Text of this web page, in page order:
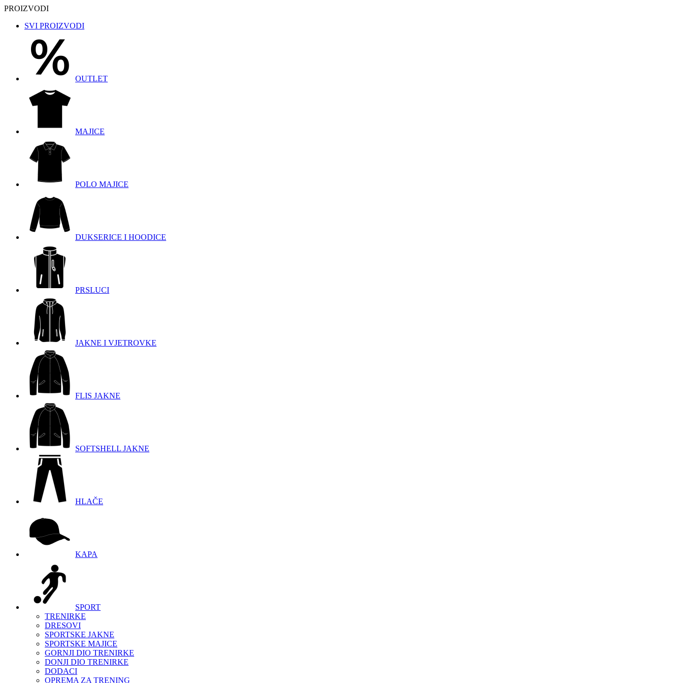
PROIZVODI
SVI PROIZVODI
OUTLET
MAJICE
POLO MAJICE
DUKSERICE I HOODICE
PRSLUCI
JAKNE I VJETROVKE
FLIS JAKNE
SOFTSHELL JAKNE
HLAČE
KAPA
SPORT
TRENIRKE
DRESOVI
SPORTSKE JAKNE
SPORTSKE MAJICE
GORNJI DIO TRENIRKE
DONJI DIO TRENIRKE
DODACI
OPREMA ZA TRENING